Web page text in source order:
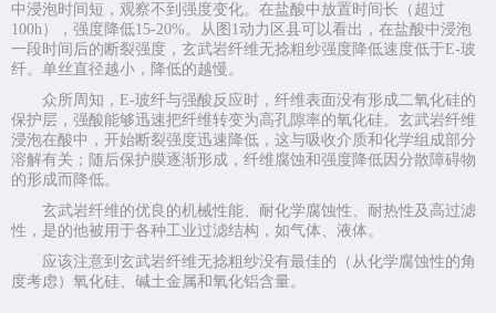
中浸泡时间短，观察不到强度变化。在盐酸中放置时间长（超过
100h），强度降低15-20%。从图 1动力区县可以看出，在盐酸中浸泡
一段时间后的断裂强度，玄武岩纤维无捻粗纱强度降低速度低于E-玻
纤。单丝直径越小，降低的越慢。
众所周知， E-玻纤与强酸反应时，纤维表面没有形成二氧化硅的
保护层，强酸能够迅速把纤维转变为高孔隙率的氧化硅。玄武岩纤维
浸泡在酸中，开始断裂强度迅速降低，这与吸收介质和化学组成部分
溶解有关；随后保护膜逐渐形成，纤维腐蚀和强度降低因分散障碍物
的形成而降低。
玄武岩纤维的优良的机械性能、耐化学腐蚀性、耐热性及高过滤
性，是的他被用于各种工业过滤结构，如气体、液体。
应该注意到玄武岩纤维无捻粗纱没有最佳的（从化学腐蚀性的角
度考虑）氧化硅、碱土金属和氧化铝含量。